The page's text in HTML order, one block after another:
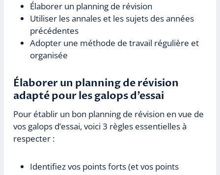
Élaborer un planning de révision
Utiliser les annales et les sujets des années
précédentes
Adopter une méthode de travail régulière et
organisée
Élaborer un planning de révision
adapté pour les galops d’essai
Pour établir un bon planning de révision en vue de
vos galops d’essai, voici 3 règles essentielles à
respecter :
Identifiez vos points forts (et vos points